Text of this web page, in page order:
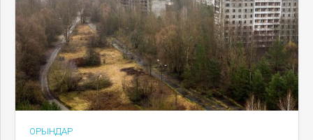
ОРЫНДАР